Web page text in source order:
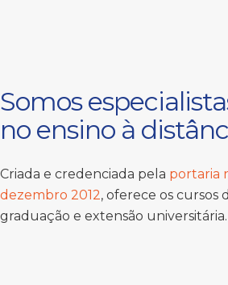
Somos
no ensino à
Criada e credenciada pela portaria
dezembro 2012, oferece os cursos
graduação e extensão universitária.